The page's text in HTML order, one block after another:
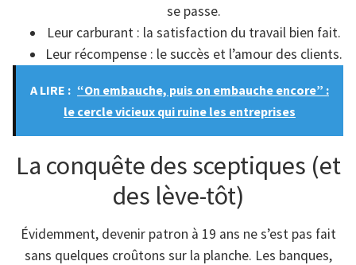
se passe.
Leur carburant : la satisfaction du travail bien fait.
Leur récompense : le succès et l’amour des clients.
A LIRE : “On embauche, puis on embauche encore” :
le cercle vicieux qui ruine les entreprises
La conquête des sceptiques (et
des lève-tôt)
Évidemment, devenir patron à 19 ans ne s’est pas fait
sans quelques croûtons sur la planche. Les banques,